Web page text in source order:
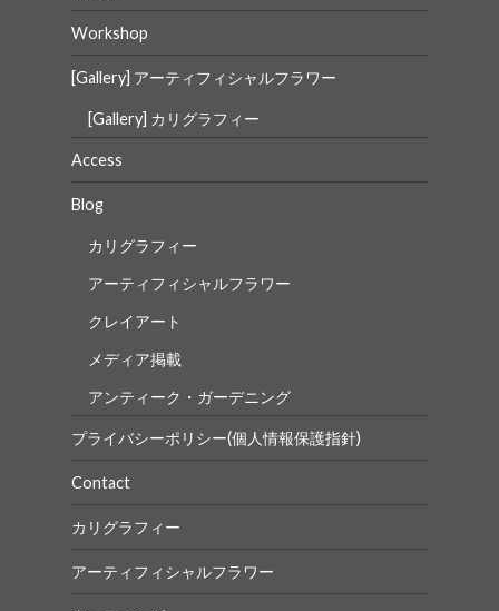
Workshop
[Gallery] アーティフィシャルフラワー
[Gallery] カリグラフィー
Access
Blog
カリグラフィー
アーティフィシャルフラワー
クレイアート
メディア掲載
アンティーク・ガーデニング
プライバシーポリシー(個人情報保護指針)
Contact
カリグラフィー
アーティフィシャルフラワー